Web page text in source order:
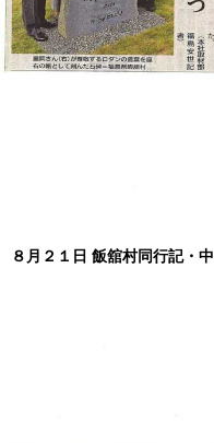
８月２１日 飯舘村同行記・中